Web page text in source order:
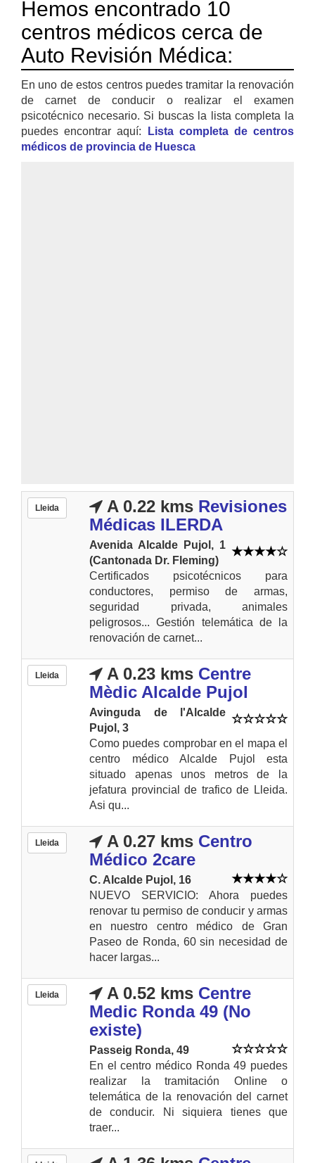
Hemos encontrado 10
centros médicos cerca de
Auto Revisión Médica:
En uno de estos centros puedes tramitar la renovación
de carnet de conducir o realizar el examen
psicotécnico necesario. Si buscas la lista completa la
puedes encontrar aquí:
Lista completa de centros
médicos de provincia de Huesca
Lleida A 0.22 kms Revisiones
Médicas ILERDA
Avenida Alcalde Pujol, 1
(Cantonada Dr. Fleming)
Certificados psicotécnicos para
conductores, permiso de armas,
seguridad privada, animales
peligrosos... Gestión telemática de la
renovación de carnet...
Lleida A 0.23 kms Centre
Mèdic Alcalde Pujol
Avinguda de l'Alcalde
Pujol, 3
Como puedes comprobar en el mapa el
centro médico Alcalde Pujol esta
situado apenas unos metros de la
jefatura provincial de trafico de Lleida.
Asi qu...
Lleida A 0.27 kms Centro
Médico 2care
C. Alcalde Pujol, 16
NUEVO SERVICIO: Ahora puedes
renovar tu permiso de conducir y armas
en nuestro centro médico de Gran
Paseo de Ronda, 60 sin necesidad de
hacer largas...
Lleida A 0.52 kms Centre
Medic Ronda 49 (No
existe)
Passeig Ronda, 49
En el centro médico Ronda 49 puedes
realizar la tramitación Online o
telemática de la renovación del carnet
de conducir. Ni siquiera tienes que
traer...